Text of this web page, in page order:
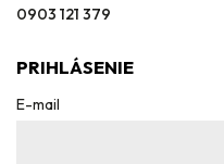
0903 121 379
PRIHLÁSENIE
E-mail